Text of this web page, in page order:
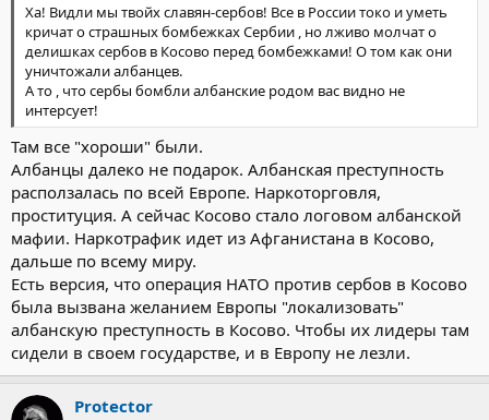
Ха! Видли мы твойх славян-сербов! Все в России токо и уметь
кричат о страшных бомбежках Сербии , но лживо молчат о
делишках сербов в Косово перед бомбежками! О том как они
уничтожали албанцев.
А то , что сербы бомбли албанские родом вас видно не
интерсует!
Там все "хороши" были.
Албанцы далеко не подарок. Албанская преступность
расползалась по всей Европе. Наркоторговля,
проституция. А сейчас Косово стало логовом албанской
мафии. Наркотрафик идет из Афганистана в Косово,
дальше по всему миру.
Есть версия, что операция НАТО против сербов в Косово
была вызвана желанием Европы "локализовать"
албанскую преступность в Косово. Чтобы их лидеры там
сидели в своем государстве, и в Европу не лезли.
Protector